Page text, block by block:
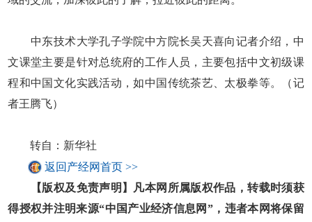
中东技术大学孔子学院中方院长吴天喜向记者介绍，中
文课堂主要是针对总统府的工作人员，主要包括中文初级课
程和中国文化实践活动，如中国传统茶艺、太极拳等。（记
者王腾飞）
转自：新华社
返回产经网首页 >>
【版权及免责声明】凡本网所属版权作品，转载时须获
得授权并注明来源“中国产业经济信息网”，违者本网将保留